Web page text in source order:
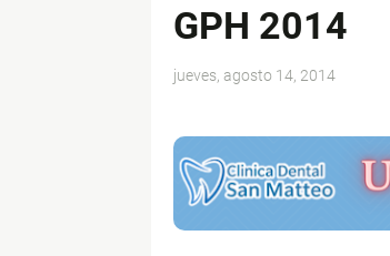
GPH 2014
jueves, agosto 14, 2014